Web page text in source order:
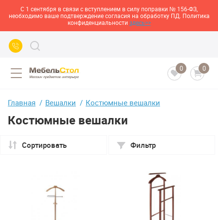
С 1 сентября в связи с вступлением в силу поправки № 156-ФЗ,
необходимо ваше подтверждение согласия на обработку ПД. Политика
конфиденциальности здесь>>
0 0
Главная Вешалки Костюмные вешалки
Костюмные вешалки
Сортировать Фильтр